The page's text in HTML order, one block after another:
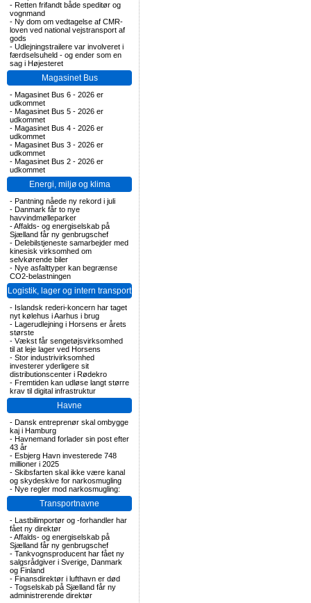
- Retten frifandt både speditør og
vognmand
- Ny dom om vedtagelse af CMR-
loven ved national vejstransport af
gods
- Udlejningstrailere var involveret i
færdselsuheld - og ender som en
sag i Højesteret
Magasinet Bus
- Magasinet Bus 6 - 2026 er
udkommet
- Magasinet Bus 5 - 2026 er
udkommet
- Magasinet Bus 4 - 2026 er
udkommet
- Magasinet Bus 3 - 2026 er
udkommet
- Magasinet Bus 2 - 2026 er
udkommet
Energi, miljø og klima
- Pantning nåede ny rekord i juli
- Danmark får to nye
havvindmølleparker
-Affalds- og energiselskab på
Sjælland får ny genbrugschef
- Delebilstjeneste samarbejder med
kinesisk virksomhed om
selvkørende biler
- Nye asfalttyper kan begrænse
CO2-belastningen
Logistik, lager og intern transport
- Islandsk rederi-koncern har taget
nyt kølehus i Aarhus i brug
- Lagerudlejning i Horsens er årets
største
- Vækst får sengetøjsvirksomhed
til at leje lager ved Horsens
- Stor industrivirksomhed
investerer yderligere sit
distributionscenter i Rødekro
- Fremtiden kan udløse langt større
krav til digital infrastruktur
Havne
- Dansk entreprenør skal ombygge
kaj i Hamburg
- Havnemand forlader sin post efter
43 år
- Esbjerg Havn investerede 748
millioner i 2025
- Skibsfarten skal ikke være kanal
og skydeskive for narkosmugling
- Nye regler mod narkosmugling:
Transportnavne
- Lastbilimportør og -forhandler har
fået ny direktør
-Affalds- og energiselskab på
Sjælland får ny genbrugschef
- Tankvognsproducent har fået ny
salgsrådgiver i Sverige, Danmark
og Finland
- Finansdirektør i lufthavn er død
- Togselskab på Sjælland får ny
administrerende direktør